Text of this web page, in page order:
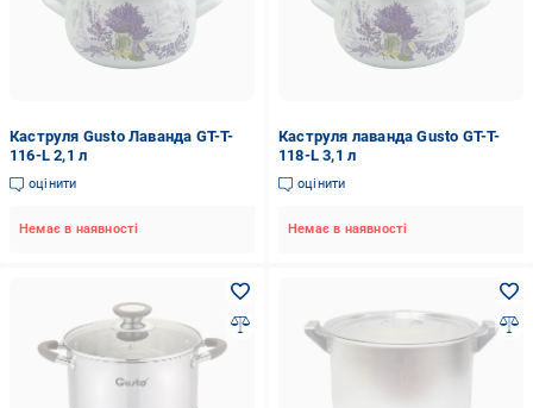
Каструля Gusto Лаванда GT-T-
116-L 2,1 л
оцінити
Немає в наявності
Каструля лаванда Gusto GT-T-
118-L 3,1 л
оцінити
Немає в наявності